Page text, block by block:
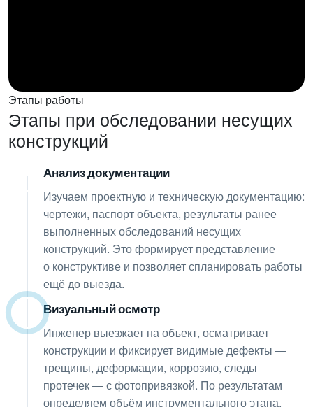
Этапы работы
Этапы при обследовании несущих
конструкций
01 Анализ документации
Изучаем проектную и техническую документацию:
чертежи, паспорт объекта, результаты ранее
выполненных обследований несущих
конструкций. Это формирует представление
о конструктиве и позволяет спланировать работы
ещё до выезда.
Визуальный осмотр
Инженер выезжает на объект, осматривает
конструкции и фиксирует видимые дефекты —
трещины, деформации, коррозию, следы
протечек — с фотопривязкой. По результатам
определяем объём инструментального этапа.